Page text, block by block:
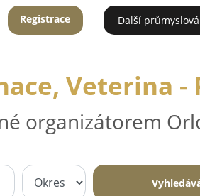
Registrace Další
Veterina -
organizátorem